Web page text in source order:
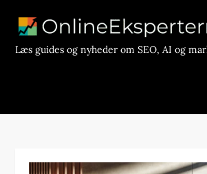
contentLæs guides og nyheder om SEO, AI og